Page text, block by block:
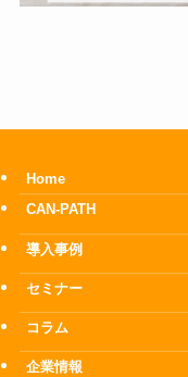
Home
CAN-PATH
導入事例
セミナー
コラム
企業情報